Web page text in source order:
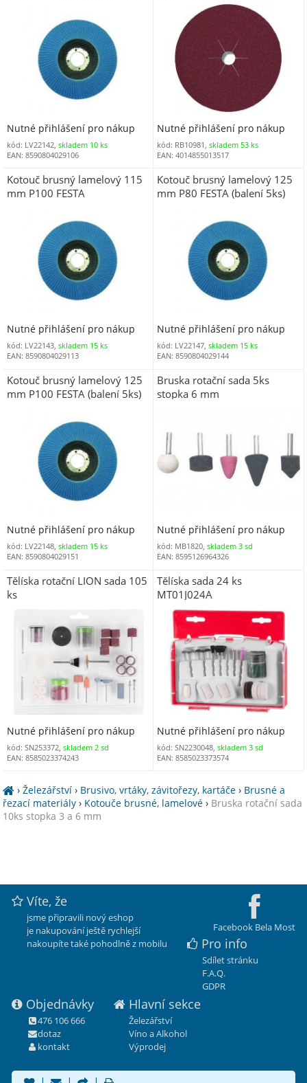
Nutné přihlášení pro nákup
kód: LV22142, skladem 10 ks
EAN: 8590804029106
Nutné přihlášení pro nákup
kód: RB10981,skladem 53 ks
EAN: 4014855013517
Kotouč brusný lamelový 115
mm P100 FESTA
Nutné přihlášení pro nákup
kód: LV22143, skladem 15 ks
EAN: 8590804029113
Kotouč brusný lamelový 125
mm P80 FESTA (balení 5ks)
Nutné přihlášení pro nákup
kód: LV22147,skladem 15 ks
EAN: 8590804029144
Kotouč brusný lamelový 125
mm P100 FESTA (balení 5ks)
Nutné přihlášení pro nákup
kód: LV22148, skladem 15 ks
EAN: 8590804029151
Bruska rotační sada 5ks
stopka 6 mm
Nutné přihlášení pro nákup
kód: MB1820,skladem 3 sd
EAN: 8595126964326
Tělíska rotační LION sada 105
ks
Nutné přihlášení pro nákup
kód: SN253372, skladem 2 sd
EAN: 8585023374243
Tělíska sada 24 ks
MT01J024A
Nutné přihlášení pro nákup
kód: SN2230048,skladem 3 sd
EAN: 8585023373574
›Železářství › Brusivo, vrtáky, závitořezy, kartáče › Brusné a
řezací materiály › Kotouče brusné, lamelové › Bruska rotační sada
10ks stopka 3 a 6 mm
Facebook Bela Most
Víte, že
jsme připravili nový eshop
je nakupování ještě rychlejší
nakoupíte také pohodlně z mobilu
Pro info
Sdílet stránku
F.A.Q.
GDPR
Objednávky
476 106 666
dotaz
kontakt
Hlavní sekce
Železářství
Víno a Alkohol
Výprodej